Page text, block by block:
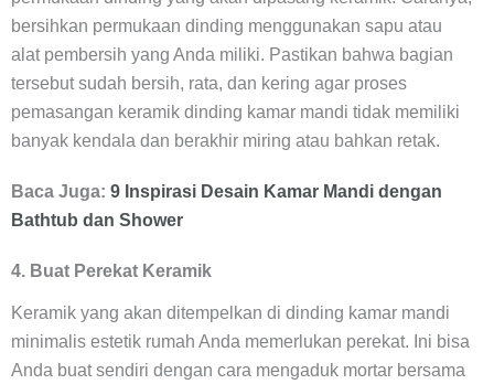
bersihkan permukaan dinding menggunakan sapu atau
alat pembersih yang Anda miliki. Pastikan bahwa bagian
tersebut sudah bersih, rata, dan kering agar proses
pemasangan keramik dinding kamar mandi tidak memiliki
banyak kendala dan berakhir miring atau bahkan retak.
Baca Juga: 9 Inspirasi Desain Kamar Mandi dengan
Bathtub dan Shower
4. Buat Perekat Keramik
Keramik yang akan ditempelkan di dinding kamar mandi
minimalis estetik rumah Anda memerlukan perekat. Ini bisa
Anda buat sendiri dengan cara mengaduk mortar bersama